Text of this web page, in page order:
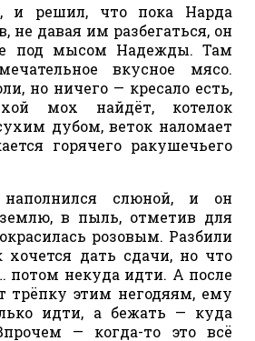
и решил, что пока Нарда
не давая им разбегаться, он
под мысом Надежды. Там
вкусное мясо.
но ничего — кресало есть,
мох найдёт, котелок
дубом, веток наломает
горячего ракушечьего
слюной, и он
в пыль, отметив для
розовым. Разбили
хочется дать сдачи, но что
потом некуда идти. А после
трёпку этим негодяям, ему
идти, а бежать — куда
— когда-то это всё